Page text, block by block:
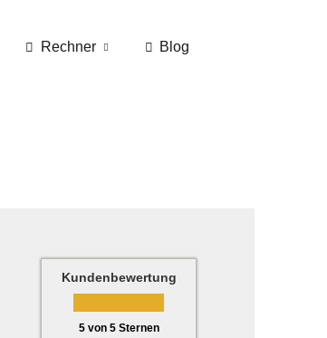
Rechner Blog
Kundenbewertung
5von 5Sternen